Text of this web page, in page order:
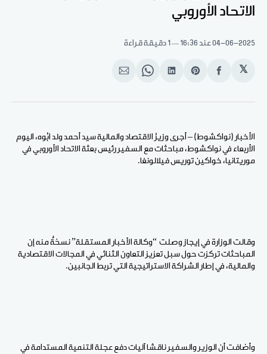
الاتحاد الأوروبي
04-06-2025عند 16:36 1 دقيقة قراءة
𝕏
انشر
الفيسبوك
Share
Pinterest
انشر
لينكد
Share
WhatsApp
انشر
الإيميل
الأخبار (نواكشوط) – أجرى وزيرُ الاقتصاد والمالية سيد أحمد ولد ابُوه، اليوم
الأربعاء في نواكشوط، مباحثات مع السفير رئيس بعثة الاتحاد الأوروبي في
موريتانيا، خواكين توريس فيلالونغا.
وقالت الوزارة في إيجاز وصلت “وكالة الأخبار المستقلة” نسخةٌ منه إن
المباحثات تركزت حول سبل تعزيز التعاون الثنائي في المجالات الاقتصادية
والمالية، في إطار الشراكة الاستراتيجية التي تربط الجانبين.
وأضافت أن الوزير والسفير ناقشا آليات دفع عجلة التنمية المستدامة في